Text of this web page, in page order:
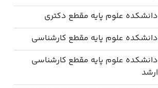
دانشکده علوم پایه مقطع دکتری
دانشکده علوم پایه مقطع کارشناسی
دانشکده علوم پایه مقطع کارشناسی
ارشد